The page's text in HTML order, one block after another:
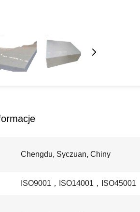
Chengdu, Syczuan, Chiny
ISO9001，ISO14001，ISO45001